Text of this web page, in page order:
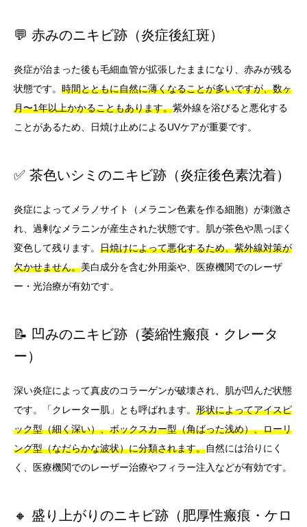
💬 赤みのニキビ跡（炎症後紅斑）
炎症が治まった後も毛細血管が拡張したままになり、赤みが残る
状態です。 時間とともに自然に薄くなることが多いですが、数ヶ
月〜1年以上かかることもあります。紫外線を浴びると悪化する
ことがあるため、日焼け止めによるUVケアが重要です。
✅ 茶色いシミのニキビ跡（炎症後色素沈着）
炎症によってメラノサイト（メラニン色素を作る細胞）が刺激さ
れ、過剰なメラニンが産生された状態です。肌が茶色や黒っぽく
変色して残ります。 日焼けによって悪化するため、紫外線対策が
欠かせません。美白成分を含む外用薬や、医療機関でのレーザ
ー・光治療が有効です。
📝 凹みのニキビ跡（萎縮性瘢痕・クレータ
ー）
深い炎症によって真皮のコラーゲンが破壊され、肌が凹んだ状態
です。「クレーター肌」とも呼ばれます。 形状によってアイスピ
ック型（細く深い）、ボックスカー型（角ばった浅め）、ローリ
ング型（なだらかな波状）に分類されます。自然には治りにく
く、医療機関でのレーザー治療やフィラー注入などが有効です。
🔸 盛り上がりのニキビ跡（肥厚性瘢痕・ケロ